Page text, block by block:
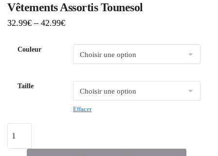
Vêtements Assortis Tounesol
32.99€ – 42.99€
Couleur
Taille
Effacer